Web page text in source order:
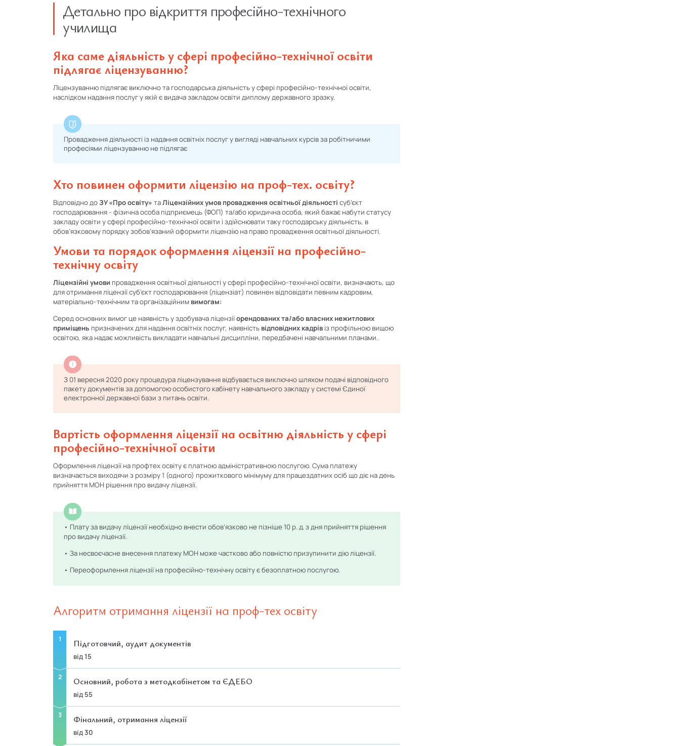
Детально про відкриття професійно-технічного
училища
Яка саме діяльність у сфері професійно-технічної освіти
підлягає ліцензуванню?
Ліцензуванню підлягає виключно та господарська діяльність у сфері професійно-технічної освіти,
наслідком надання послуг у якій є видача закладом освіти диплому державного зразку.
Провадження діяльності із надання освітніх послуг у вигляді навчальних курсів за робітничими
професіями ліцензуванню не підлягає
Хто повинен оформити ліцензію на проф-тех. освіту?
Відповідно доЗУ «Про освіту» таЛіцензійних умов провадження освітньої діяльності суб’єкт
господарювання - фізична особа підприємець (ФОП) та/або юридична особа, який бажає набути статусу
закладу освіти у сфері професійно-технічної освіти і здійснювати таку господарську діяльність, в
обов’язковому порядку зобов’язаний оформити ліцензію на право провадження освітньої діяльності.
Умови та порядок оформлення ліцензії на професійно-
технічну освіту
Ліцензійні умови провадження освітньої діяльності у сфері професійно-технічної освіти, визначають, що
для отримання ліцензії суб’єкт господарювання (ліцензіат) повинен відповідати певним кадровим,
матеріально-технічним та організаційним вимогам:
Серед основних вимог це наявність у здобувача ліцензіїорендованих та/або власних нежитлових
приміщень призначених для надання освітніх послуг, наявність відповідних кадрів із профільною вищою
освітою, яка надає можливість викладати навчальні дисципліни, передбачені навчальними планами.
З 01 вересня 2020 року процедура ліцензування відбувається виключно шляхом подачі відповідного
пакету документів за допомогою особистого кабінету навчального закладу у системі Єдиної
електронної державної бази з питань освіти.
Вартість оформлення ліцензії на освітню діяльність у сфері
професійно-технічної освіти
Оформлення ліцензії на профтех освіту є платною адміністративною послугою. Сума платежу
визначається виходячи з розміру 1 (одного) прожиткового мінімуму для працездатних осіб що діє на день
прийняття МОН рішення про видачу ліцензії.
• Плату за видачу ліцензії необхідно внести обов’язково не пізніше 10 р. д. з дня прийняття рішення
про видачу ліцензії.
• За несвоєчасне внесення платежу МОН може частково або повністю призупинити дію ліцензії.
• Переоформлення ліцензії на професійно-технічну освіту є безоплатною послугою.
Алгоритм отримання ліцензії на проф-тех освіту
Підготовчий, аудит документів
від 15
Основний, робота з методкабінетом та ЄДЕБО
від 55
Фінальний, отримання ліцензії
від 30